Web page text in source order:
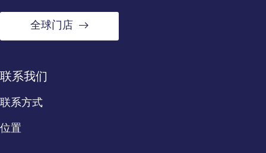
全球门店
联系我们
联系方式
位置